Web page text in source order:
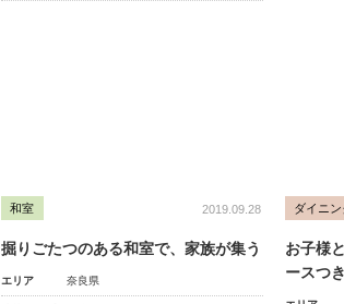
和室 2019.09.28
掘りごたつのある和室で、家族が集う
エリア 奈良県
ダイニン
お子様
ースつ